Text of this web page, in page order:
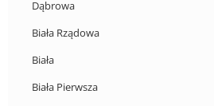
Dąbrowa
Biała Rządowa
Biała
Biała Pierwsza